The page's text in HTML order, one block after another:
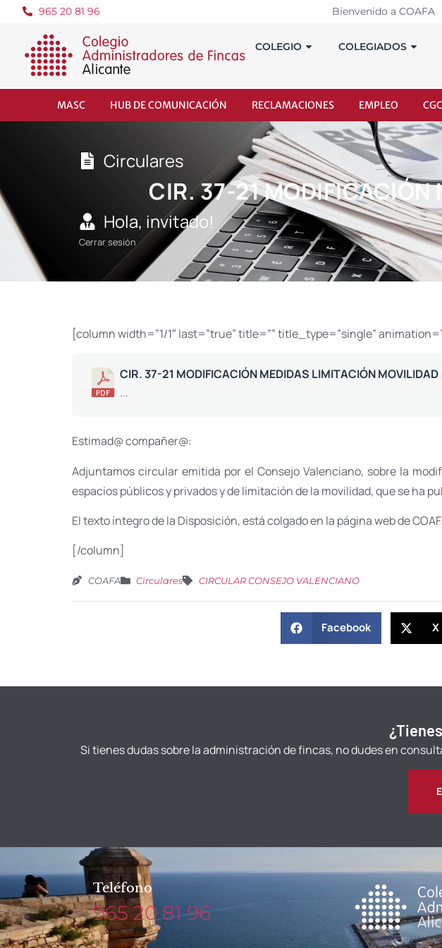
965 20 81 96 Bienvenido a COAFA
COLEGIO COLEGIADOS
MASC HUB DE COMUNICACIÓN RECLAMACIONES EMPLEO
Circulares
CIR. 37-21 MODIFICACIÓN
Hola, invitado!
Cerrar sesión
[column width=”1/1″ last=”true” title=”” title_type=”single”
CIR. 37-21 MODIFICACIÓN MEDIDAS LIMITACIÓN MOVILIDAD
...
Estimad@ compañer@:
Adjuntamos circular emitida por el Consejo Valenciano, sobre la
espacios públicos y privados y de limitación de la movilidad, que se ha
El texto íntegro de la Disposición, está colgado en la página web de
[/column]
COAFA Circulares CIRCULAR CONSEJO VALENCIANO
Facebook X
Si tienes dudas sobre la administración de fincas, no dudes en
Teléfono
965 20 81 96